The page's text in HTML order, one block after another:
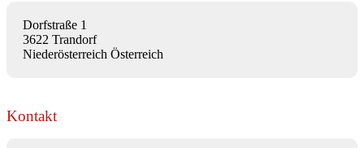
Dorfstraße 1
3622 Trandorf
Niederösterreich Österreich
Kontakt